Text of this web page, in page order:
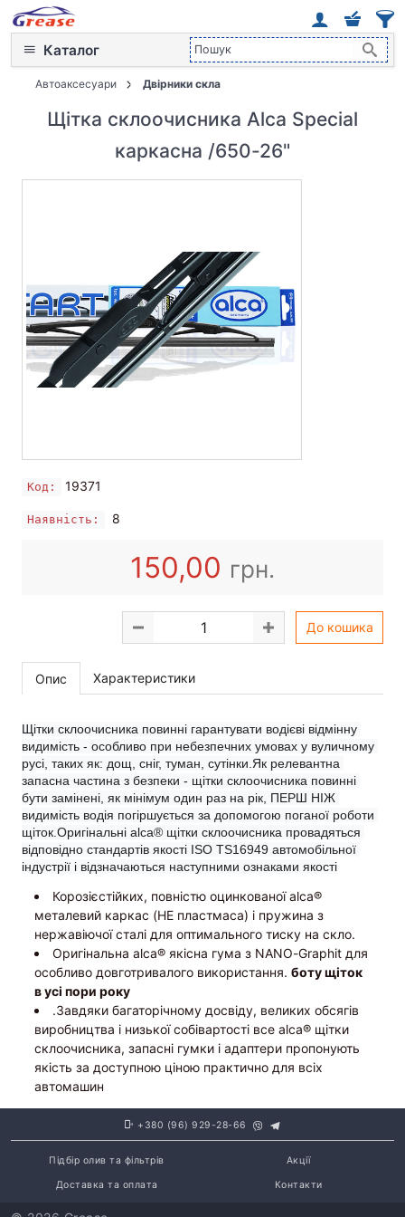
Каталог
Автоаксесуари Двірники скла
Щітка склоочисника Alca Special
каркасна /650-26"
Код: 19371
Наявність: 8
150,00 грн.
До кошика
Опис Характеристики
Щітки склоочисника повинні гарантувати водієві відмінну
видимість - особливо при небезпечних умовах у вуличному
русі, таких як: дощ, сніг, туман, сутінки.Як релевантна
запасна частина з безпеки - щітки склоочисника повинні
бути замінені, як мінімум один раз на рік, ПЕРШ НІЖ
видимість водія погіршується за допомогою поганої роботи
щіток.Оригінальні alca® щітки склоочисника провадяться
відповідно стандартів якості ISO TS16949 автомобільної
індустрії і відзначаються наступними ознаками якості
Корозієстійких, повністю оцинкованої alca®
металевий каркас (НЕ пластмаса) і пружина з
нержавіючої сталі для оптимального тиску на скло.
Оригінальна alca® якісна гума з NANO-Graphit для
особливо довготривалого використання. боту щіток
в усі пори року
.Завдяки багаторічному досвіду, великих обсягів
виробництва і низької собівартості все alca® щітки
склоочисника, запасні гумки і адаптери пропонують
якість за доступною ціною практично для всіх
автомашин
+380 (96) 929-28-66
Підбір олив та фільтрів Акції
Доставка та оплата Контакти